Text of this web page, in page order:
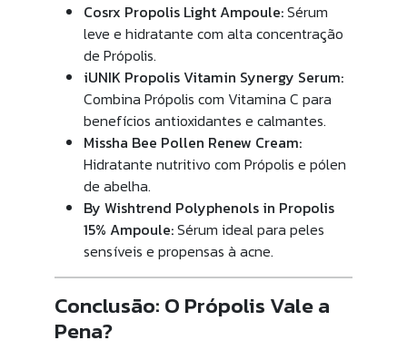
Cosrx Propolis Light Ampoule:Sérum
leve e hidratante com alta concentração
de Própolis.
iUNIK Propolis Vitamin Synergy Serum:
Combina Própolis com Vitamina C para
benefícios antioxidantes e calmantes.
Missha Bee Pollen Renew Cream:
Hidratante nutritivo com Própolis e pólen
de abelha.
By Wishtrend Polyphenols in Propolis
15% Ampoule:Sérum ideal para peles
sensíveis e propensas à acne.
Conclusão: O Própolis Vale a
Pena?